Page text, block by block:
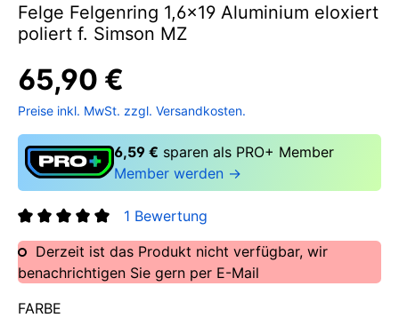
Felge Felgenring 1,6x19 Aluminium eloxiert
poliert f. Simson MZ
65,90 €
Preise inkl. MwSt. zzgl. Versandkosten.
6,59 € sparen als PRO+ Member
Member werden →
1 Bewertung
Derzeit ist das Produkt nicht verfügbar, wir
benachrichtigen Sie gern per E-Mail
FARBE